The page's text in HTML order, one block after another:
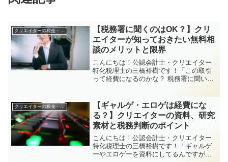
クリエイターの税金・申告関係
【税務署に聞くのはOK？】クリ
エイターが知っておきたい無料相
談のメリットと限界
こんにちは！公認会計士・クリエイター
特化税理士の三橋裕樹です！「この取引
って経費になるのかな？ 税務署に聞いて
う人も多いと思います。実際、税務署は
無料で質問できる場所と...
クリエイターの税金・申告関係
【ギャルゲ・エロゲは経費にな
る？】クリエイターの資料、研究
素材と税務判断のポイント
こんにちは！公認会計士・クリエイター
特化税理士の三橋裕樹です！「ギャルゲ
ーやエロゲーを資料にしてるんですが、